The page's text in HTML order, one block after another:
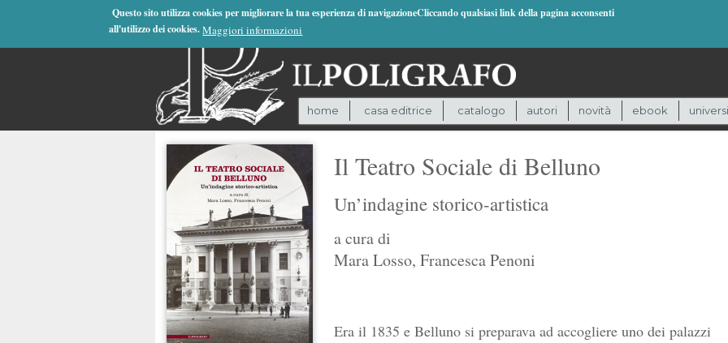
Questo sito utilizza cookies per migliorare la tua esperienza di navigazioneCliccando qualsiasi link della pagina acconsenti
all'utilizzo dei cookies. Maggiori informazioni
home casa editrice catalogo autori novità ebook
Il Teatro Sociale di Belluno
Un’indagine storico-artistica
a cura di
Mara Losso, Francesca Penoni
Era il 1835 e Belluno si preparava ad accogliere uno dei palazzi